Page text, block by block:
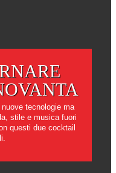
tecnologie ma
stile e musica fuori
questi due cocktail